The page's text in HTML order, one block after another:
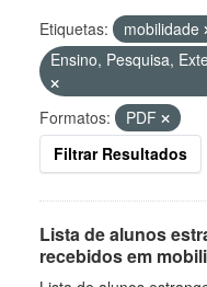
Etiquetas: mobilidade
Ensino, Pesquisa,
Formatos:
PDF
Filtrar Resultados
Lista de alunos
recebidos em